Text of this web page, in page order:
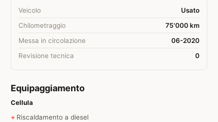
Veicolo
Usato
Chilometraggio
75'000 km
Messa in circolazione
06-2020
Revisione tecnica
0
Equipaggiamento
Cellula
Riscaldamento a diesel